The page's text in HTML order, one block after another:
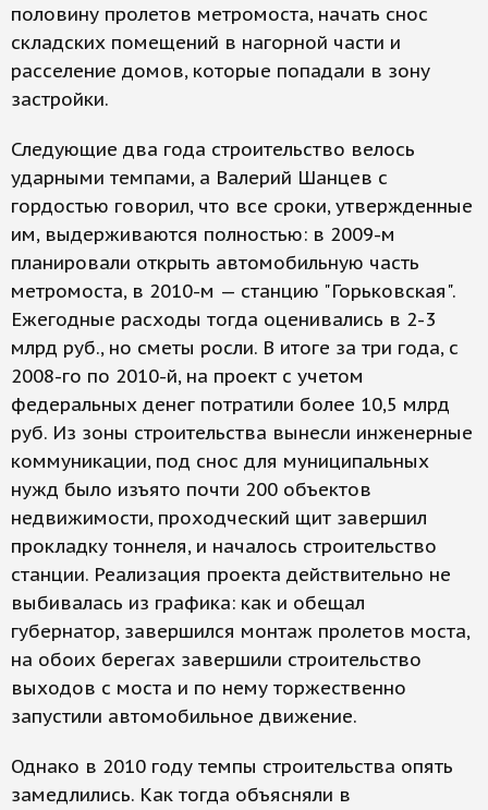
половину пролетов метромоста, начать снос
складских помещений в нагорной части и
расселение домов, которые попадали в зону
застройки.
Следующие два года строительство велось
ударными темпами, а Валерий Шанцев с
гордостью говорил, что все сроки, утвержденные
им, выдерживаются полностью: в 2009-м
планировали открыть автомобильную часть
метромоста, в 2010-м — станцию "Горьковская".
Ежегодные расходы тогда оценивались в 2-3
млрд руб., но сметы росли. В итоге за три года, с
2008-го по 2010-й, на проект с учетом
федеральных денег потратили более 10,5 млрд
руб. Из зоны строительства вынесли инженерные
коммуникации, под снос для муниципальных
нужд было изъято почти 200 объектов
недвижимости, проходческий щит завершил
прокладку тоннеля, и началось строительство
станции. Реализация проекта действительно не
выбивалась из графика: как и обещал
губернатор, завершился монтаж пролетов моста,
на обоих берегах завершили строительство
выходов с моста и по нему торжественно
запустили автомобильное движение.
Однако в 2010 году темпы строительства опять
замедлились. Как тогда объясняли в